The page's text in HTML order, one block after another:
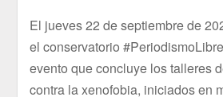
El jueves 22 de septiembre de
el conservatorio
evento que concluye los talleres
contra la xenofobia, iniciados en